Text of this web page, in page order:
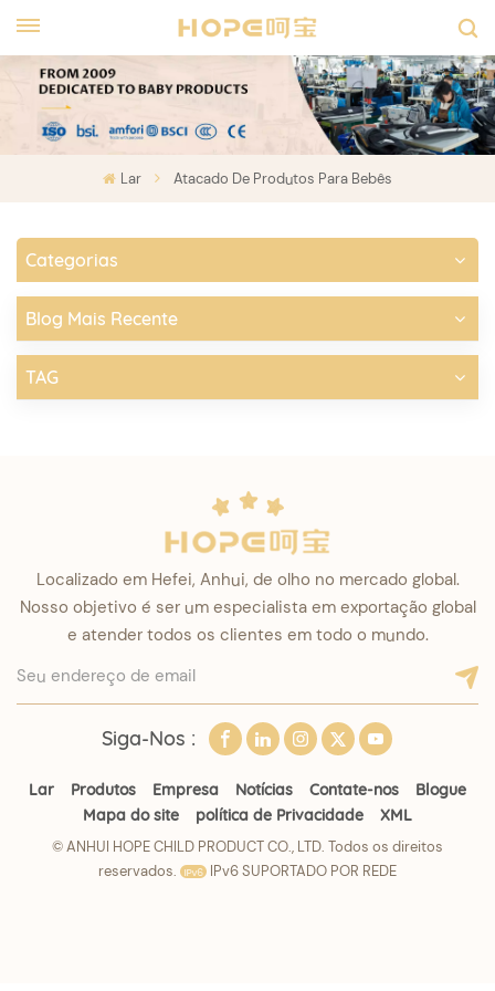
Lar Atacado De Produtos Para Bebês
Categorias
Blog Mais Recente
TAG
Localizado em Hefei, Anhui, de olho no mercado global.
Nosso objetivo é ser um especialista em exportação global
e atender todos os clientes em todo o mundo.
Siga-Nos :
Lar Produtos Empresa Notícias Contate-nos
Blogue
Mapa do site
política de Privacidade XML
© ANHUI HOPE CHILD PRODUCT CO., LTD. Todos os direitos
reservados.
IPv6 SUPORTADO POR REDE